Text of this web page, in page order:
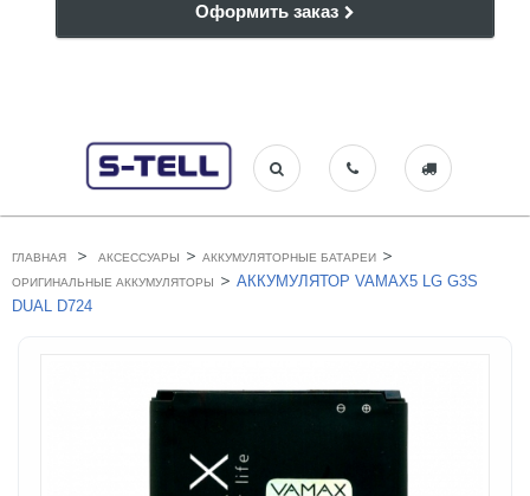
Оформить заказ
ГЛАВНАЯ > АКСЕССУАРЫ > АККУМУЛЯТОРНЫЕ БАТАРЕИ >
ОРИГИНАЛЬНЫЕ АККУМУЛЯТОРЫ > АККУМУЛЯТОР VAMAX5 LG G3S
DUAL D724